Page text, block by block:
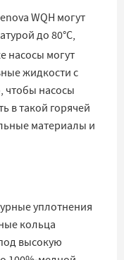
WQH могут
до 80°C,
насосы могут
жидкости с
чтобы насосы
в такой горячей
материалы и
уплотнения
кольца
высокую